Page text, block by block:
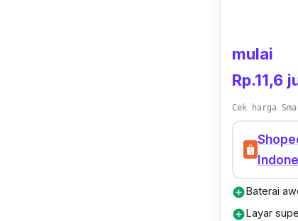
mulai
Rp.11,6
Cek harga
add_circleBaterai
add_circleLayar